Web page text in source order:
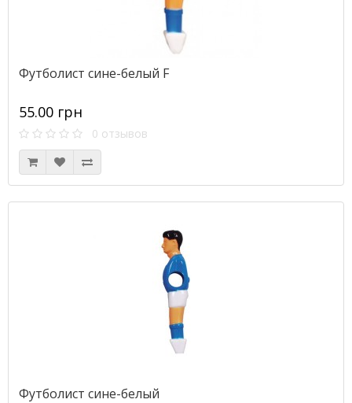
Футболист сине-белый F
55.00 грн
0 отзывов
Футболист сине-белый